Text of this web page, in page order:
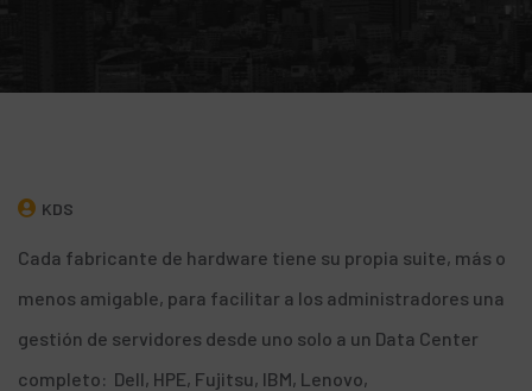
KDS
Cada fabricante de hardware tiene su propia suite, más o
menos amigable, para facilitar a los administradores una
gestión de servidores desde uno solo a un Data Center
completo: Dell, HPE, Fujitsu, IBM, Lenovo,